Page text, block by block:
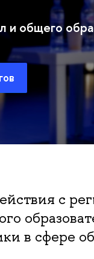
общего
с
в сфере